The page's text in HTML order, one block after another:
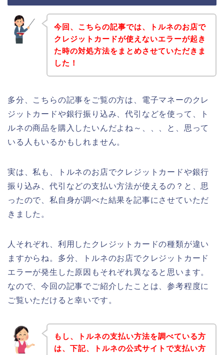
今回、こちらの記事では、トルネのお店で
クレジットカードが使えないエラーが起き
た時の対処方法をまとめさせていただきま
した！
多分、こちらの記事をご覧の方は、電子マネーのクレ
ジットカードや銀行振り込み、代引などを使って、ト
ルネの商品を購入したいんだよね～、、、と、思って
いる人もいるかもしれません。
実は、私も、トルネのお店でクレジットカードや銀行
振り込み、代引などの支払い方法が使えるの？と、思
ったので、私自身が調べた結果を記事にさせていただ
きました。
人それぞれ、利用したクレジットカードの種類が違い
ますからね。多分、トルネのお店でクレジットカード
エラーが発生した原因もそれぞれ異なると思います。
なので、今回の記事でご紹介したことは、参考程度に
ご覧いただけると幸いです。
もし、トルネの支払い方法を調べている方
は、下記、トルネの公式サイトで支払い方